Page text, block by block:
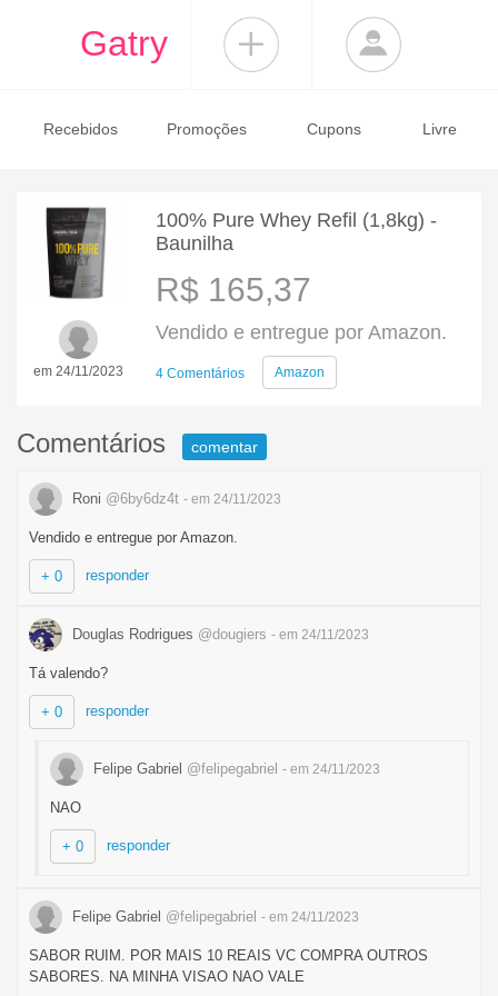
Gatry
Recebidos Promoções Cupons Livre
em 24/11/2023
100% Pure Whey Refil (1,8kg) -
Baunilha
R$ 165,37
Vendido e entregue por Amazon.
4 Comentários Amazon
Comentários comentar
Roni @6by6dz4t - em 24/11/2023
Vendido e entregue por Amazon.
+ 0 responder
Douglas Rodrigues @dougiers - em 24/11/2023
Tá valendo?
+ 0 responder
Felipe Gabriel @felipegabriel - em 24/11/2023
NAO
+ 0 responder
Felipe Gabriel @felipegabriel - em 24/11/2023
SABOR RUIM. POR MAIS 10 REAIS VC COMPRA OUTROS
SABORES. NA MINHA VISAO NAO VALE